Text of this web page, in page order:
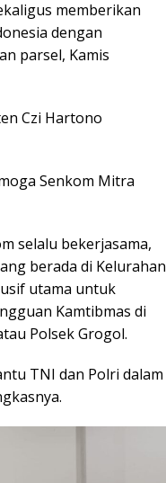
memberikan
dengan
parsel, Kamis
Czi Hartono
Senkom Mitra
selalu bekerjasama,
berada di Kelurahan
utama untuk
Kamtibmas di
Polsek Grogol.
TNI dan Polri dalam